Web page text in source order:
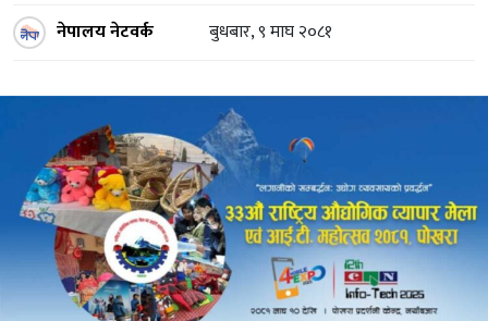
नेपालय नेटवर्क बुधबार, ९ माघ २०८१